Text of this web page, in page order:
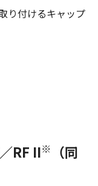
り付けるキャップ
RF II※
（同